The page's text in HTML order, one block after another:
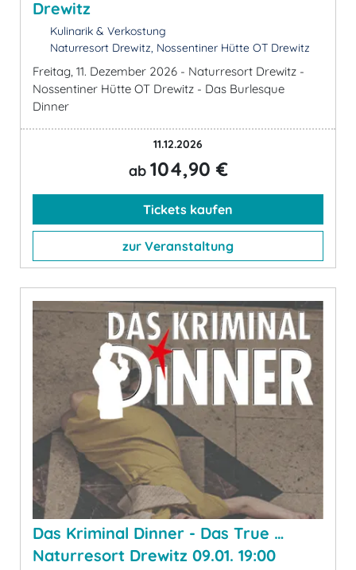
Drewitz
Kulinarik & Verkostung
Naturresort Drewitz, Nossentiner Hütte OT Drewitz
Freitag, 11. Dezember 2026 - Naturresort Drewitz -
Nossentiner Hütte OT Drewitz - Das Burlesque
Dinner
11.12.2026
ab 104,90 €
Tickets kaufen
zur Veranstaltung
Das Kriminal Dinner - Das True …
Naturresort Drewitz 09.01. 19:00